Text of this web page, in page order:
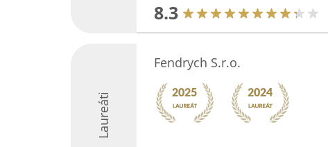
8.3
Laureáti
Fendrych S.r.o.